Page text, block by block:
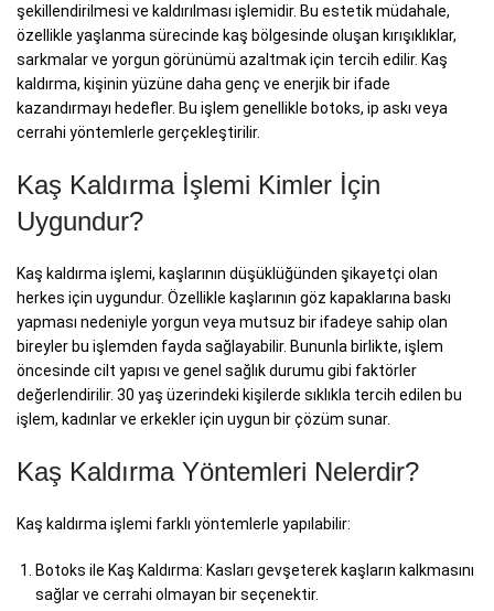
şekillendirilmesi ve kaldırılması işlemidir. Bu estetik müdahale,
özellikle yaşlanma sürecinde kaş bölgesinde oluşan kırışıklıklar,
sarkmalar ve yorgun görünümü azaltmak için tercih edilir. Kaş
kaldırma, kişinin yüzüne daha genç ve enerjik bir ifade
kazandırmayı hedefler. Bu işlem genellikle botoks, ip askı veya
cerrahi yöntemlerle gerçekleştirilir.
Kaş Kaldırma İşlemi Kimler İçin
Uygundur?
Kaş kaldırma işlemi, kaşlarının düşüklüğünden şikayetçi olan
herkes için uygundur. Özellikle kaşlarının göz kapaklarına baskı
yapması nedeniyle yorgun veya mutsuz bir ifadeye sahip olan
bireyler bu işlemden fayda sağlayabilir. Bununla birlikte, işlem
öncesinde cilt yapısı ve genel sağlık durumu gibi faktörler
değerlendirilir. 30 yaş üzerindeki kişilerde sıklıkla tercih edilen bu
işlem, kadınlar ve erkekler için uygun bir çözüm sunar.
Kaş Kaldırma Yöntemleri Nelerdir?
Kaş kaldırma işlemi farklı yöntemlerle yapılabilir:
Botoks ile Kaş Kaldırma: Kasları gevşeterek kaşların kalkmasını
sağlar ve cerrahi olmayan bir seçenektir.